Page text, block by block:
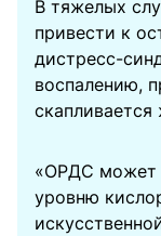
В тяжелых
привести к
дистресс-
воспалению,
«ОРДС может
уровню